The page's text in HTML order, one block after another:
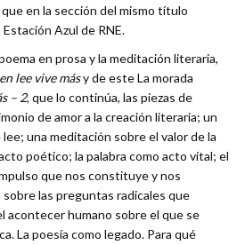
en la sección del mismo título
Azul de RNE.
en prosa y la meditación literaria,
lee vive másy de este La morada
– 2, que lo continúa, las piezas de
de amor a la creación literaria; un
una meditación sobre el valor de la
poético; la palabra como acto vital; el
que nos constituye y nos
las preguntas radicales que
acontecer humano sobre el que se
La poesía como legado. Para qué